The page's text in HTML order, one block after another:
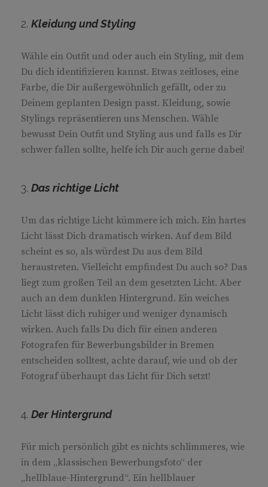
2. Kleidung und Styling
Wähle ein Outfit und oder auch ein Styling, mit dem
Du dich identifizieren kannst. Etwas zeitloses, eine
Farbe, die Dir außergewöhnlich gefällt, oder zu
Deinem geplanten Design passt. Kleidung, sowie
Stylings repräsentieren uns Menschen. Wähle
bewusst Dein Outfit und Styling aus und falls es Dir
schwer fallen sollte, helfe ich Dir auch gerne dabei!
3. Das richtige Licht
Um das richtige Licht kümmere ich mich. Ein hartes
Licht lässt Dich dramatisch wirken. Auf dem Bild
scheint es so, als würdest Du aus dem Bild
heraustreten. Vielleicht empfindest Du auch so? Das
liegt zum großen Teil an dem gesetzten Licht. Aber
auch an dem dunklen Hintergrund. Ein weiches
Licht lässt dich ruhiger und weniger dynamisch
wirken. Auch falls Du dich für einen anderen
Fotografen für Bewerbungsbilder in Bremen
entscheiden solltest, achte darauf, wie und ob der
Fotograf überhaupt das Licht für Dich setzt!
4. Der Hintergrund
Für mich persönlich gibt es nichts schlimmeres, wie
in dem „klassischen Bewerbungsfoto“ der
„hellblaue-Hintergrund“. Ein hellblauer